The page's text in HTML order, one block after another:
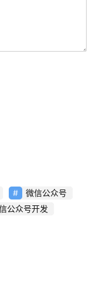
微信公众号
公众号开发